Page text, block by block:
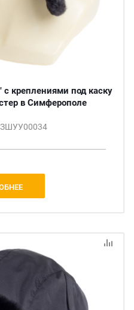
креплениями под каску
цв.чёрный тк.полиэстер в Симферополе